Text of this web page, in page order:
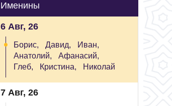
Именины
6 Авг, 26
Борис, Давид,
Иван,
Анатолий,
Афанасий,
Глеб,
Кристина, Николай
7 Авг, 26